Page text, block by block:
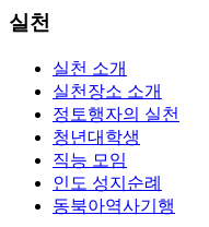
실천
실천 소개
실천장소 소개
정토행자의 실천
청년대학생
직능 모임
인도 성지순례
동북아역사기행